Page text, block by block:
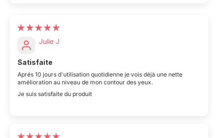
Julie J
Satisfaite
Aprés 10 jours d'utilisation quotidienne je vois déjà une nette
amélioration au niveau de mon contour des yeux.
Je suis satisfaite du produit